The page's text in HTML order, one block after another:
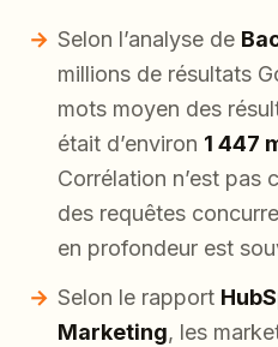
Selon l’analyse de
millions de résultats
mots moyen des
était d’environ 1 447
Corrélation n’est pas
des requêtes
en profondeur est
Selon le rapport
Marketing, les